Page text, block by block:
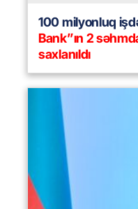
100 milyonluq
Bank”ın 2
saxlanıldı